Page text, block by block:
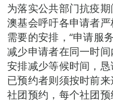
为落实公共部门抗疫
澳基会呼吁各申请者
需要的安排，“申请服
减少申请者在同一时
安排减少等候时间，
已预约者则须按时前
社团预约，每个社团预